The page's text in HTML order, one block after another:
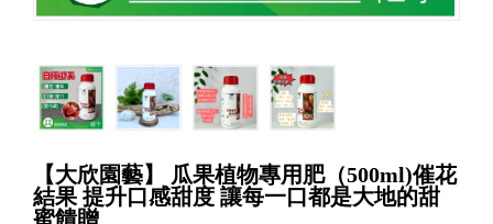
【大欣園藝】 瓜果植物專用肥（500ml)催花
結果 提升口感甜度 讓每一口都是大地的甜
蜜饋贈